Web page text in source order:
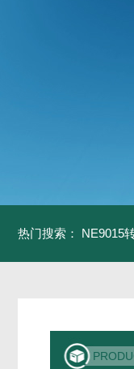
热门搜索： NE9015